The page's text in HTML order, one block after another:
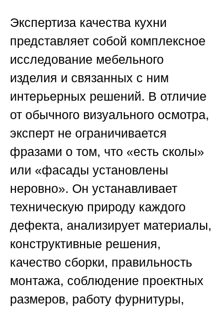
Экспертиза качества кухни
представляет собой комплексное
исследование мебельного
изделия и связанных с ним
интерьерных решений. В отличие
от обычного визуального осмотра,
эксперт не ограничивается
фразами о том, что «есть сколы»
или «фасады установлены
неровно». Он устанавливает
техническую природу каждого
дефекта, анализирует материалы,
конструктивные решения,
качество сборки, правильность
монтажа, соблюдение проектных
размеров, работу фурнитуры,